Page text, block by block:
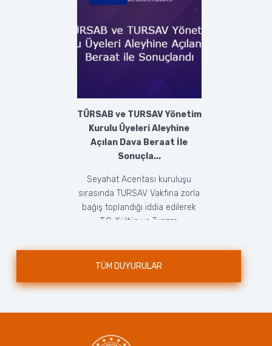
TÜRSAB ve TURSAV Yönetim
Kurulu Üyeleri Aleyhine
Açılan Dava Beraat İle
Sonuçla...
Seyahat Acentası kuruluşu
sırasında TURSAV Vakfına zorla
bağış toplandığı iddia edilerek
T.C. Kültür ve Turizm
TÜM DUYURULAR